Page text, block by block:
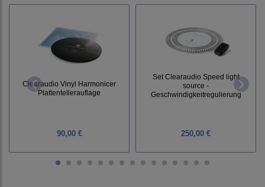
Clearaudio Vinyl Harmonicer
Plattentellerauflage
90,00 €
Set Clearaudio Speed light
source -
Geschwindigkeitregulierung
250,00 €